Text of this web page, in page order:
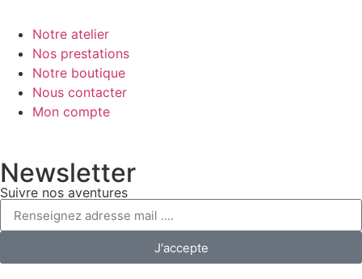
Notre atelier
Nos prestations
Notre boutique
Nous contacter
Mon compte
Newsletter
Suivre nos aventures
J'accepte